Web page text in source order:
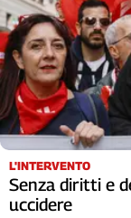
InFlai
Le
trasmissioni
tv
Work
in
Progress
L'Italia
nel
Lavoro
L'INTERVENTO
Senza diritti e
uccidere